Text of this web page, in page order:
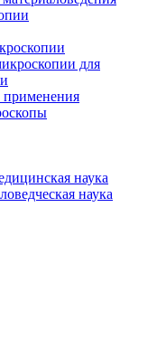
для
применения
наука
наука